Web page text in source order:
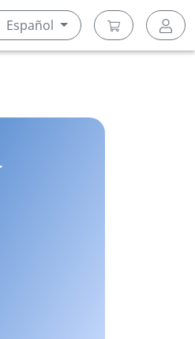
Español